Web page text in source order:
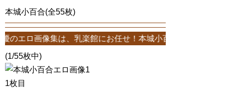
本城小百合(全55枚)
像集は、乳楽館にお任せ！本城小百合エロ画像が55枚！こ
(1/55枚中)
1枚目